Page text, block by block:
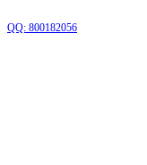
QQ: 800182056